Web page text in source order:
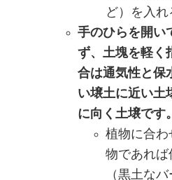
ど）を入れ
手のひらを開い
ず、土塊を軽く
合は通気性と保
い壌土に近い土
に向く土壌です。
植物に合わ
物であれば
（黒土な